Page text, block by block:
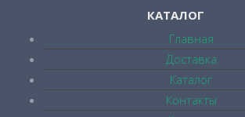
КАТАЛОГ
Главная
Доставка
Каталог
Контакты